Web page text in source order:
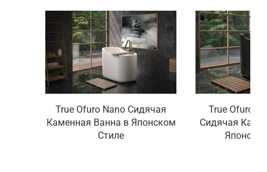
True Ofuro Nano Сидячая
Каменная Ванна в Японском
Стиле
True Ofuro
Сидячая